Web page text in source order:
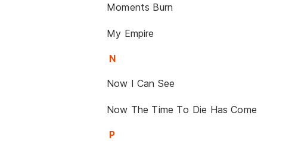
Moments Burn
My Empire
N
Now I Can See
Now The Time To Die Has Come
P